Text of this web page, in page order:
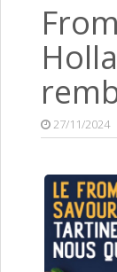
27/11/2024